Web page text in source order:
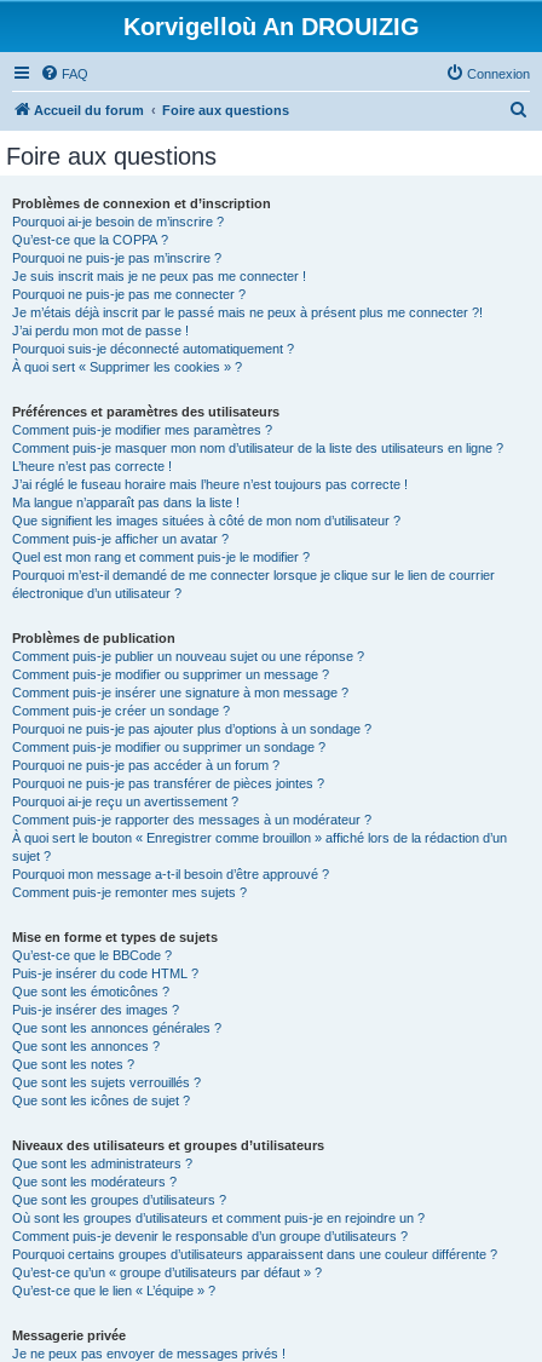
Korvigelloù An DROUIZIG
FAQ Connexion
Accueil du forum Foire aux questions
Foire aux questions
Problèmes de connexion et d’inscription
Pourquoi ai-je besoin de m’inscrire ?
Qu’est-ce que la COPPA ?
Pourquoi ne puis-je pas m’inscrire ?
Je suis inscrit mais je ne peux pas me connecter !
Pourquoi ne puis-je pas me connecter ?
Je m’étais déjà inscrit par le passé mais ne peux à présent plus me connecter ?!
J’ai perdu mon mot de passe !
Pourquoi suis-je déconnecté automatiquement ?
À quoi sert « Supprimer les cookies » ?
Préférences et paramètres des utilisateurs
Comment puis-je modifier mes paramètres ?
Comment puis-je masquer mon nom d’utilisateur de la liste des utilisateurs en ligne ?
L’heure n’est pas correcte !
J’ai réglé le fuseau horaire mais l’heure n’est toujours pas correcte !
Ma langue n’apparaît pas dans la liste !
Que signifient les images situées à côté de mon nom d’utilisateur ?
Comment puis-je afficher un avatar ?
Quel est mon rang et comment puis-je le modifier ?
Pourquoi m’est-il demandé de me connecter lorsque je clique sur le lien de courrier
électronique d’un utilisateur ?
Problèmes de publication
Comment puis-je publier un nouveau sujet ou une réponse ?
Comment puis-je modifier ou supprimer un message ?
Comment puis-je insérer une signature à mon message ?
Comment puis-je créer un sondage ?
Pourquoi ne puis-je pas ajouter plus d’options à un sondage ?
Comment puis-je modifier ou supprimer un sondage ?
Pourquoi ne puis-je pas accéder à un forum ?
Pourquoi ne puis-je pas transférer de pièces jointes ?
Pourquoi ai-je reçu un avertissement ?
Comment puis-je rapporter des messages à un modérateur ?
À quoi sert le bouton « Enregistrer comme brouillon » affiché lors de la rédaction d’un
sujet ?
Pourquoi mon message a-t-il besoin d’être approuvé ?
Comment puis-je remonter mes sujets ?
Mise en forme et types de sujets
Qu’est-ce que le BBCode ?
Puis-je insérer du code HTML ?
Que sont les émoticônes ?
Puis-je insérer des images ?
Que sont les annonces générales ?
Que sont les annonces ?
Que sont les notes ?
Que sont les sujets verrouillés ?
Que sont les icônes de sujet ?
Niveaux des utilisateurs et groupes d’utilisateurs
Que sont les administrateurs ?
Que sont les modérateurs ?
Que sont les groupes d’utilisateurs ?
Où sont les groupes d’utilisateurs et comment puis-je en rejoindre un ?
Comment puis-je devenir le responsable d’un groupe d’utilisateurs ?
Pourquoi certains groupes d’utilisateurs apparaissent dans une couleur différente ?
Qu’est-ce qu’un « groupe d’utilisateurs par défaut » ?
Qu’est-ce que le lien « L’équipe » ?
Messagerie privée
Je ne peux pas envoyer de messages privés !